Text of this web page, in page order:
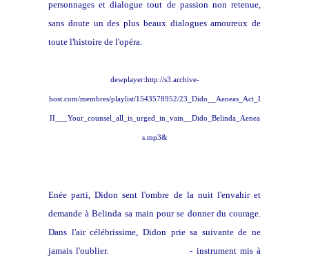
personnages et dialogue tout de passion non retenue,
sans doute un des plus beaux dialogues amoureux de
toute l'histoire de l'opéra.
dewplayer:http://s3.archive-
host.com/membres/playlist/1543578952/23_Dido__Aeneas_Act_I
II___Your_counsel_all_is_urged_in_vain__Dido_Belinda_Aenea
s.mp3&
Enée parti, Didon sent l'ombre de la nuit l'envahir et
demande à Belinda sa main pour se donner du courage.
Dans l'air célébrissime, Didon prie sa suivante de ne
jamais l'oublier.
- instrument mis à